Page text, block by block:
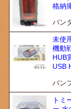
格納
バン
未使
機動
HUB
USB
バン
トミ